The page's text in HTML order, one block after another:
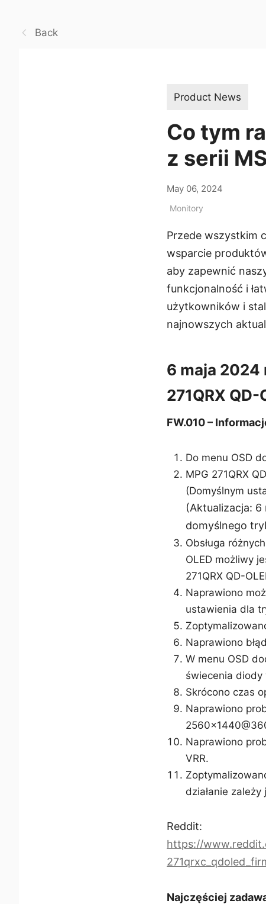
Back
Product News
Co tym
z serii
May 06, 2024
Monitory
Przede wszystkim
wsparcie
aby zapewnić
funkcjonalność i
użytkowników i
najnowszych
6 maja 2024
271QRX QD-
FW.010 –
Do menu OSD
MPG 271QRX
(Domyślnym
(Aktualizacja:
domyślnego
Obsługa
OLED możliwy
271QRX QD-
Naprawiono
ustawienia dla
Naprawiono
W menu OSD
świecenia diody
Skrócono czas
Naprawiono
Naprawiono
VRR.
działanie
Reddit:
https://
Najczęściej